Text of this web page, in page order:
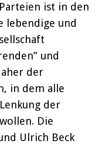
ist in den
lebendige und
und
der
in dem alle
der
Die
Ulrich Beck